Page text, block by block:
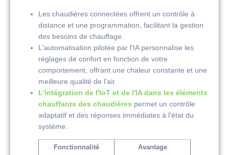
Les chaudières connectées offrent un contrôle à
distance et une programmation, facilitant la gestion
des besoins de chauffage.
L'automatisation pilotée par l'IA personnalise les
réglages de confort en fonction de votre
comportement, offrant une chaleur constante et une
meilleure qualité de l'air.
L'intégration de l'IoT et de l'IA dans les éléments
chauffants des chaudières permet un contrôle
adaptatif et des réponses immédiates à l'état du
système.
Fonctionnalité Avantage